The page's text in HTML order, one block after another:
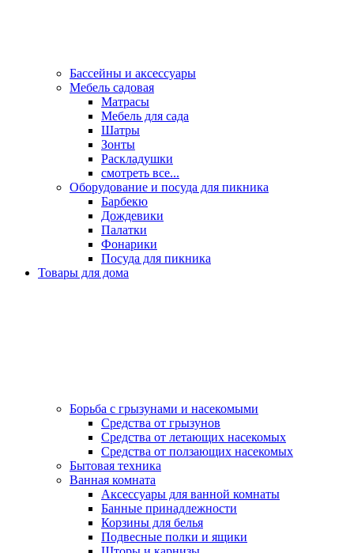
Бассейны и аксессуары
Мебель садовая
Матрасы
Мебель для сада
Шатры
Зонты
Раскладушки
смотреть все...
Оборудование и посуда для пикника
Барбекю
Дождевики
Палатки
Фонарики
Посуда для пикника
Товары для дома
Борьба с грызунами и насекомыми
Средства от грызунов
Средства от летающих насекомых
Средства от ползающих насекомых
Бытовая техника
Ванная комната
Аксессуары для ванной комнаты
Банные принадлежности
Корзины для белья
Подвесные полки и ящики